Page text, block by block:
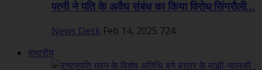
पत्नी ने पति के अवैध संबंध का किया विरोध:सिंगरौली...
News Desk Feb 14, 2025 724
राष्ट्रीय